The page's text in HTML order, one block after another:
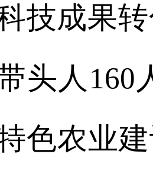
技成果
头人160
色农业